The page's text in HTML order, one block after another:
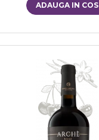
ADAUGA IN COS